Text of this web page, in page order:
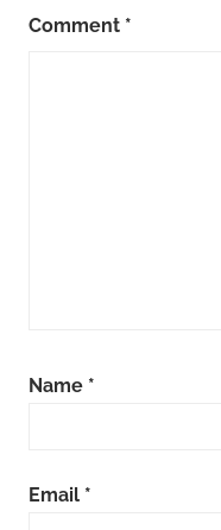
Comment *
Name *
Email *